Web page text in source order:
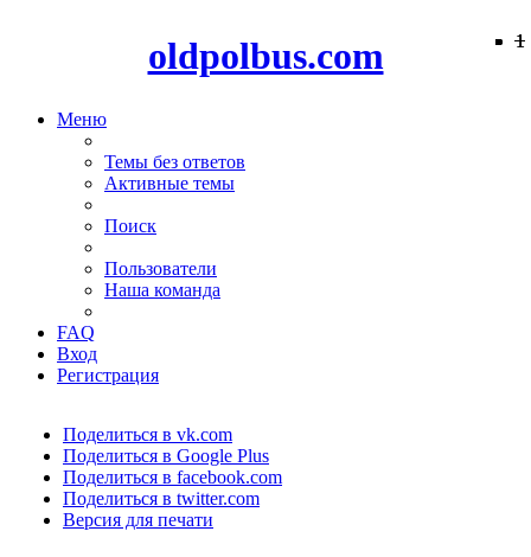
oldpolbus.com
Меню
Темы без ответов
Активные темы
Поиск
Пользователи
Наша команда
FAQ
Вход
Регистрация
Поделиться в vk.com
Поделиться в Google Plus
Поделиться в facebook.com
Поделиться в twitter.com
Версия для печати
−
1
1
1
−
−
−
−
−
−
−
−
−
−
−
−
−
−
−
−